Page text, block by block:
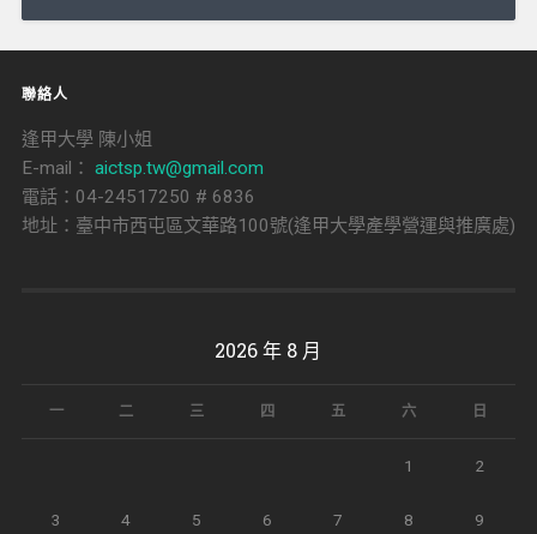
覽
聯絡人
逢甲大學 陳小姐
E-mail： aictsp.tw@gmail.com
電話：04-24517250 # 6836
地址：臺中市西屯區文華路100號(逢甲大學產學營運與推廣處)
2026 年 8 月
一 二 三 四 五 六 日
1 2
3 4 5 6 7 8 9